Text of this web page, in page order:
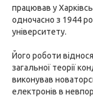
працював у
одночасно з 1944
університету.
Його роботи
загальної теорії
виконував
електронів в